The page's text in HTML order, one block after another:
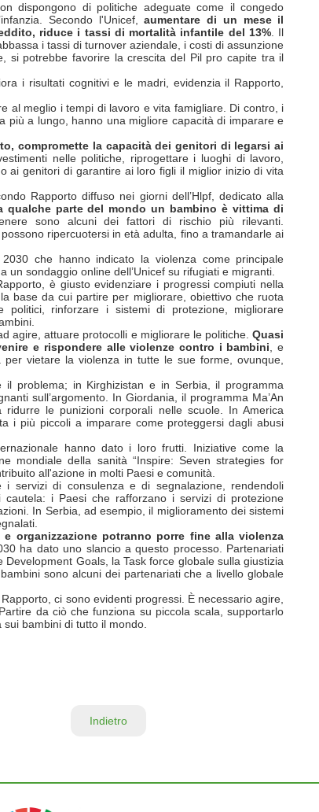
dispongono di politiche adeguate come il congedo
Secondo l'Unicef,aumentare di un mese il
riduce i tassi di mortalità infantile del 13%. Il
i tassi di turnover aziendale, i costi di assunzione
si potrebbe favorire la crescita del Pil pro capite tra il
i risultati cognitivi e le madri, evidenzia il Rapporto,
al meglio i tempi di lavoro e vita famigliare. Di contro, i
più a lungo, hanno una migliore capacità di imparare e
compromette la capacità dei genitori di legarsi ai
nelle politiche, riprogettare i luoghi di lavoro,
ai genitori di garantire ai loro figli il miglior inizio di vita
Rapporto diffuso nei giorni dell’Hlpf, dedicato alla
parte del mondo un bambino è vittima di
sono alcuni dei fattori di rischio più rilevanti.
ripercuotersi in età adulta, fino a tramandarle ai
che hanno indicato la violenza come principale
sondaggio online dell’Unicef su rifugiati e migranti.
è giusto evidenziare i progressi compiuti nella
base da cui partire per migliorare, obiettivo che ruota
rinforzare i sistemi di protezione, migliorare
agire, attuare protocolli e migliorare le politiche.Quasi
e rispondere alle violenze contro i bambini , e
vietare la violenza in tutte le sue forme, ovunque,
problema; in Kirghizistan e in Serbia, il programma
sull’argomento. In Giordania, il programma Ma’An
le punizioni corporali nelle scuole. In America
i più piccoli a imparare come proteggersi dagli abusi
hanno dato i loro frutti. Iniziative come la
mondiale della sanità “Inspire: Seven strategies for
all'azione in molti Paesi e comunità.
servizi di consulenza e di segnalazione, rendendoli
i Paesi che rafforzano i servizi di protezione
In Serbia, ad esempio, il miglioramento dei sistemi
organizzazione potranno porre fine alla violenza
ha dato uno slancio a questo processo. Partenariati
Goals, la Task force globale sulla giustizia
sono alcuni dei partenariati che a livello globale
ci sono evidenti progressi. È necessario agire,
da ciò che funziona su piccola scala, supportarlo
bambini di tutto il mondo.
Indietro